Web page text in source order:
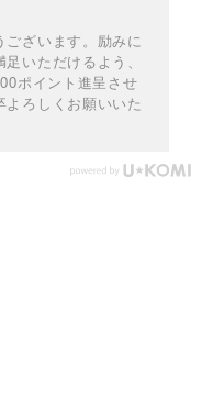
ございます。励みに
いただけるよう、
ポイント進呈させ
よろしくお願いいた